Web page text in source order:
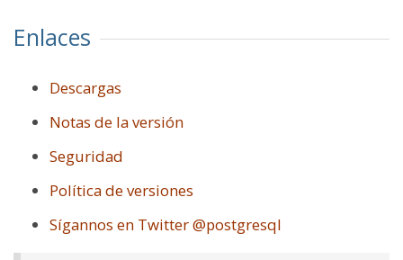
Enlaces
Descargas
Notas de la versión
Seguridad
Política de versiones
Sígannos en Twitter @postgresql